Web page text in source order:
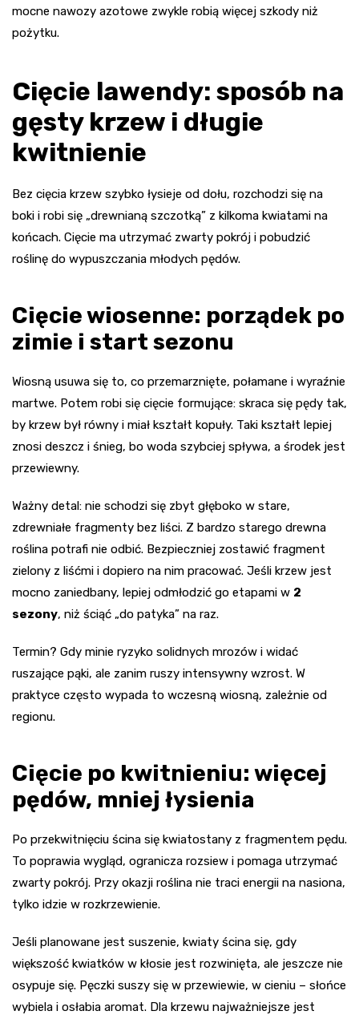
mocne nawozy azotowe zwykle robią więcej szkody niż
pożytku.
Cięcie lawendy: sposób na
gęsty krzew i długie
kwitnienie
Bez cięcia krzew szybko łysieje od dołu, rozchodzi się na
boki i robi się „drewnianą szczotką” z kilkoma kwiatami na
końcach. Cięcie ma utrzymać zwarty pokrój i pobudzić
roślinę do wypuszczania młodych pędów.
Cięcie wiosenne: porządek po
zimie i start sezonu
Wiosną usuwa się to, co przemarznięte, połamane i wyraźnie
martwe. Potem robi się cięcie formujące: skraca się pędy tak,
by krzew był równy i miał kształt kopuły. Taki kształt lepiej
znosi deszcz i śnieg, bo woda szybciej spływa, a środek jest
przewiewny.
Ważny detal: nie schodzi się zbyt głęboko w stare,
zdrewniałe fragmenty bez liści. Z bardzo starego drewna
roślina potrafi nie odbić. Bezpieczniej zostawić fragment
zielony z liśćmi i dopiero na nim pracować. Jeśli krzew jest
mocno zaniedbany, lepiej odmłodzić go etapami w 2
sezony, niż ściąć „do patyka” na raz.
Termin? Gdy minie ryzyko solidnych mrozów i widać
ruszające pąki, ale zanim ruszy intensywny wzrost. W
praktyce często wypada to wczesną wiosną, zależnie od
regionu.
Cięcie po kwitnieniu: więcej
pędów, mniej łysienia
Po przekwitnięciu ścina się kwiatostany z fragmentem pędu.
To poprawia wygląd, ogranicza rozsiew i pomaga utrzymać
zwarty pokrój. Przy okazji roślina nie traci energii na nasiona,
tylko idzie w rozkrzewienie.
Jeśli planowane jest suszenie, kwiaty ścina się, gdy
większość kwiatków w kłosie jest rozwinięta, ale jeszcze nie
osypuje się. Pęczki suszy się w przewiewie, w cieniu – słońce
wybiela i osłabia aromat. Dla krzewu najważniejsze jest